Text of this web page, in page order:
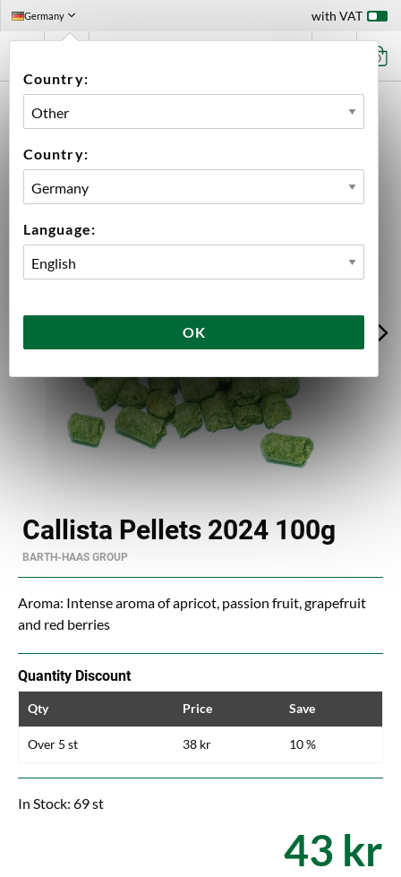
Germany
Country:
Country:
Language:
OK
with VAT
0
CALLISTA PELLETS 2024 100G
Callista Pellets 2024 100g
BARTH-HAAS GROUP
Aroma: Intense aroma of apricot, passion fruit, grapefruit
and red berries
Quantity Discount
Qty Price Save
Over 5 st 38 kr 10 %
In Stock: 69 st
43 kr